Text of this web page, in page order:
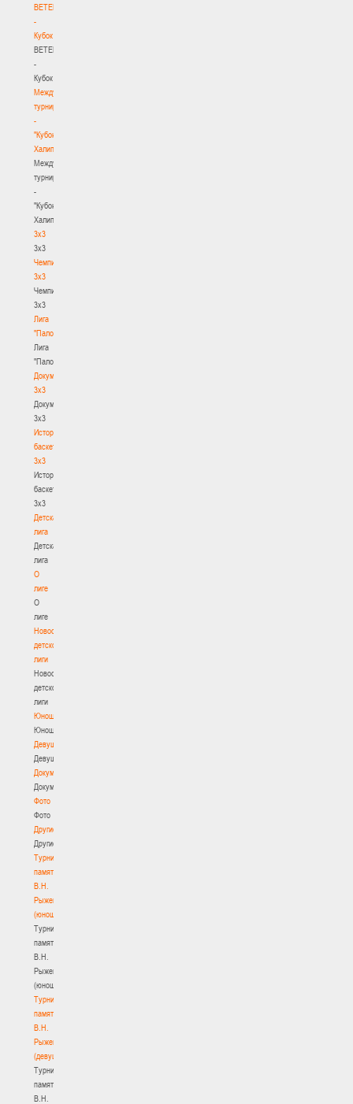
BETERA
-
Кубок
BETERA
-
Кубок
Международный
турнир
-
"Кубок
Халипского"
Международный
турнир
-
"Кубок
Халипского"
3x3
3x3
Чемпионат
3х3
Чемпионат
3х3
Лига
"Палова"
Лига
"Палова"
Документы
3х3
Документы
3х3
История
баскетбола
3х3
История
баскетбола
3х3
Детская
лига
Детская
лига
О
лиге
О
лиге
Новости
детской
лиги
Новости
детской
лиги
Юноши
Юноши
Девушки
Девушки
Документы
Документы
Фото
Фото
Другие
Другие
Турнир
памяти
В.Н.
Рыженкова
(юноши)
Турнир
памяти
В.Н.
Рыженкова
(юноши)
Турнир
памяти
В.Н.
Рыженкова
(девушки)
Турнир
памяти
В.Н.